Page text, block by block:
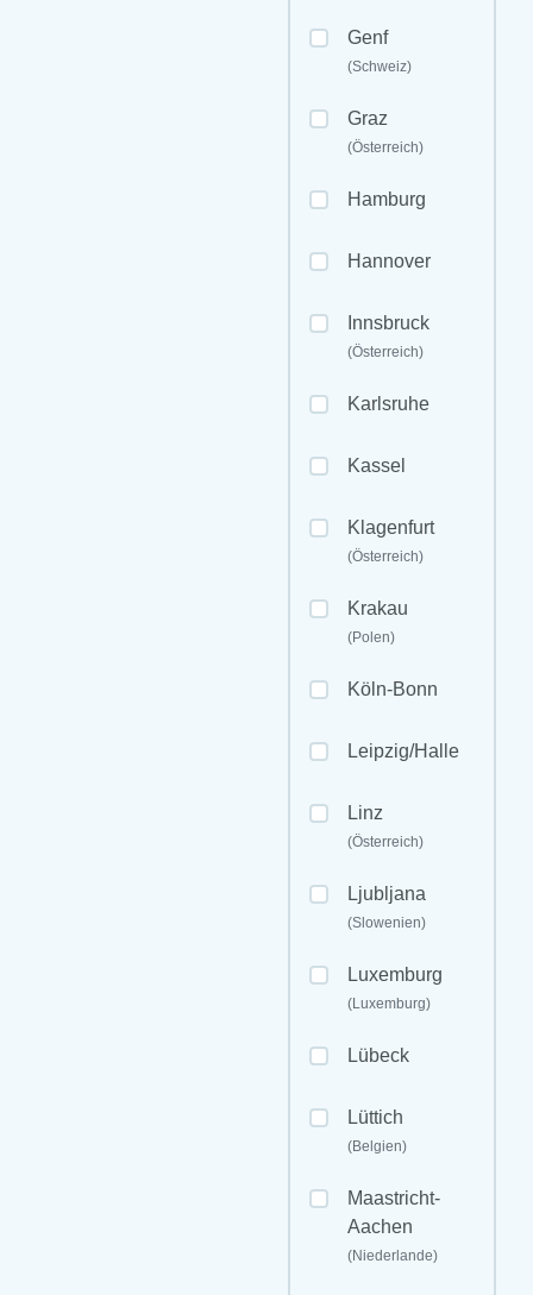
Genf
(Schweiz)
Graz
(Österreich)
Hamburg
Hannover
Innsbruck
(Österreich)
Karlsruhe
Kassel
Klagenfurt
(Österreich)
Krakau
(Polen)
Köln-Bonn
Leipzig/Halle
Linz
(Österreich)
Ljubljana
(Slowenien)
Luxemburg
(Luxemburg)
Lübeck
Lüttich
(Belgien)
Maastricht-
Aachen
(Niederlande)